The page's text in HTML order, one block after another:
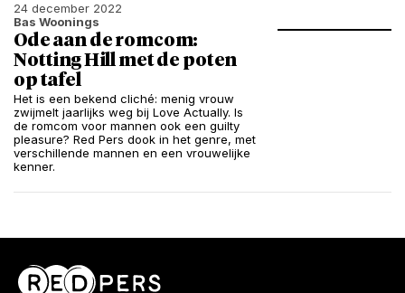
24 december 2022
Bas Woonings
Ode aan de romcom:
Notting Hill met de poten
op tafel
Het is een bekend cliché: menig vrouw
zwijmelt jaarlijks weg bij Love Actually. Is
de romcom voor mannen ook een guilty
pleasure? Red Pers dook in het genre, met
verschillende mannen en een vrouwelijke
kenner.